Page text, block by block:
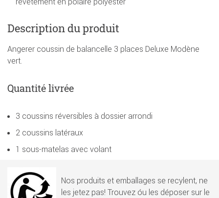
Description du produit
Angerer coussin de balancelle 3 places Deluxe Modène
vert.
Quantité livrée
3 coussins réversibles à dossier arrondi
2 coussins latéraux
1 sous-matelas avec volant
Nos produits et emballages se recylent, ne
les jetez pas! Trouvez óu les déposer sur le